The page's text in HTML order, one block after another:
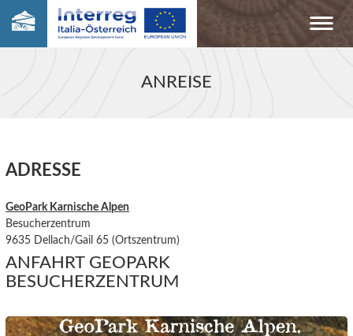
ANREISE
ADRESSE
GeoPark Karnische Alpen
Besucherzentrum
9635 Dellach/Gail 65 (Ortszentrum)
ANFAHRT GEOPARK
BESUCHERZENTRUM